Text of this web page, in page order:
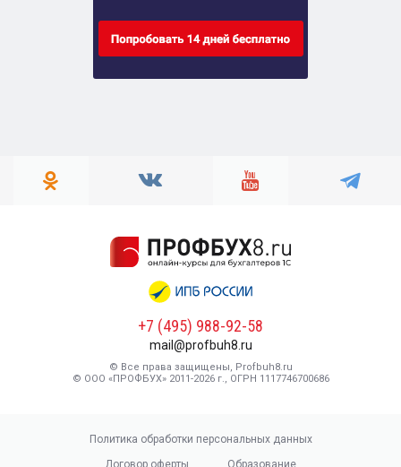
+7 (495) 988-92-58
mail@profbuh8.ru
© Все права защищены, Profbuh8.ru
© ООО «ПРОФБУХ» 2011-2026 г., ОГРН 1117746700686
Политика обработки персональных данных
Договор оферты
Образование